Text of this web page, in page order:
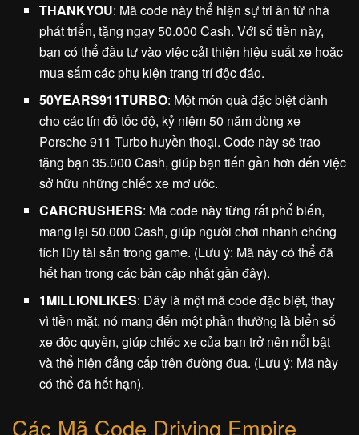
THANKYOU: Mã code này thể hiện sự tri ân từ nhà
phát triển, tặng ngay 50.000 Cash. Với số tiền này,
bạn có thể đầu tư vào việc cải thiện hiệu suất xe hoặc
mua sắm các phụ kiện trang trí độc đáo.
50YEARS911TURBO: Một món quà đặc biệt dành
cho các tín đồ tốc độ, kỷ niệm 50 năm dòng xe
Porsche 911 Turbo huyền thoại. Code này sẽ trao
tặng bạn 35.000 Cash, giúp bạn tiến gần hơn đến việc
sở hữu những chiếc xe mơ ước.
CARCRUSHERS: Mã code này từng rất phổ biến,
mang lại 50.000 Cash, giúp người chơi nhanh chóng
tích lũy tài sản trong game. (Lưu ý: Mã này có thể đã
hết hạn trong các bản cập nhật gần đây).
1MILLIONLIKES: Đây là một mã code đặc biệt, thay
vì tiền mặt, nó mang đến một phần thưởng là biển số
xe độc quyền, giúp chiếc xe của bạn trở nên nổi bật
và thể hiện đẳng cấp trên đường đua. (Lưu ý: Mã này
có thể đã hết hạn).
Các Mã Code Driving Empire